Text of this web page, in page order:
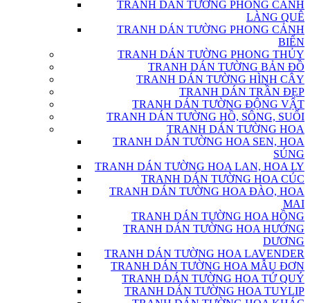
TRANH DÁN TƯỜNG PHONG CẢNH
LÀNG QUÊ
TRANH DÁN TƯỜNG PHONG CẢNH
BIỂN
TRANH DÁN TƯỜNG PHONG THỦY
TRANH DÁN TƯỜNG BẢN ĐỒ
TRANH DÁN TƯỜNG HÌNH CÂY
TRANH DÁN TRẦN ĐẸP
TRANH DÁN TƯỜNG ĐỘNG VẬT
TRANH DÁN TƯỜNG HỒ, SÔNG, SUỐI
TRANH DÁN TƯỜNG HOA
TRANH DÁN TƯỜNG HOA SEN, HOA
SÚNG
TRANH DÁN TƯỜNG HOA LAN, HOA LY
TRANH DÁN TƯỜNG HOA CÚC
TRANH DÁN TƯỜNG HOA ĐÀO, HOA
MAI
TRANH DÁN TƯỜNG HOA HỒNG
TRANH DÁN TƯỜNG HOA HƯỚNG
DƯƠNG
TRANH DÁN TƯỜNG HOA LAVENDER
TRANH DÁN TƯỜNG HOA MẪU ĐƠN
TRANH DÁN TƯỜNG HOA TỨ QUÝ
TRANH DÁN TƯỜNG HOA TUYLIP